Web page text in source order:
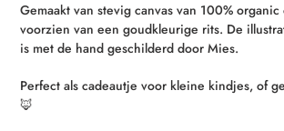
Gemaakt van stevig canvas van 100%
voorzien van een goudkleurige rits. De
is met de hand geschilderd door Mies.
Perfect als cadeautje voor kleine kindjes, of
🦊